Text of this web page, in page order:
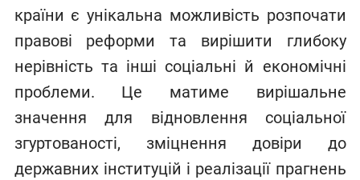
країни є унікальна можливість розпочати
правові реформи та вирішити глибоку
нерівність та інші соціальні й економічні
проблеми. Це матиме вирішальне
значення для відновлення соціальної
згуртованості, зміцнення довіри до
державних інституцій і реалізації прагнень